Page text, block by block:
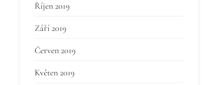
Říjen 2019
Září 2019
Červen 2019
Květen 2019